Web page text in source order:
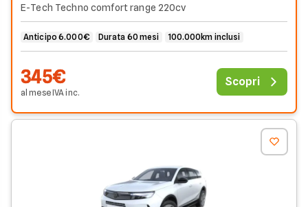
E-Tech Techno comfort range 220cv
Anticipo 6.000€ Durata 60 mesi 100.000km inclusi
345€
al meseIVAinc.
Scopri